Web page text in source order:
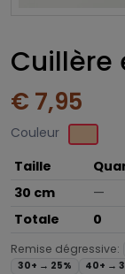
Cuillère
€ 7,95
Couleur
Taille
30 cm
—
Totale 0
Remise dégressive:
30+ → 25% 40+ →